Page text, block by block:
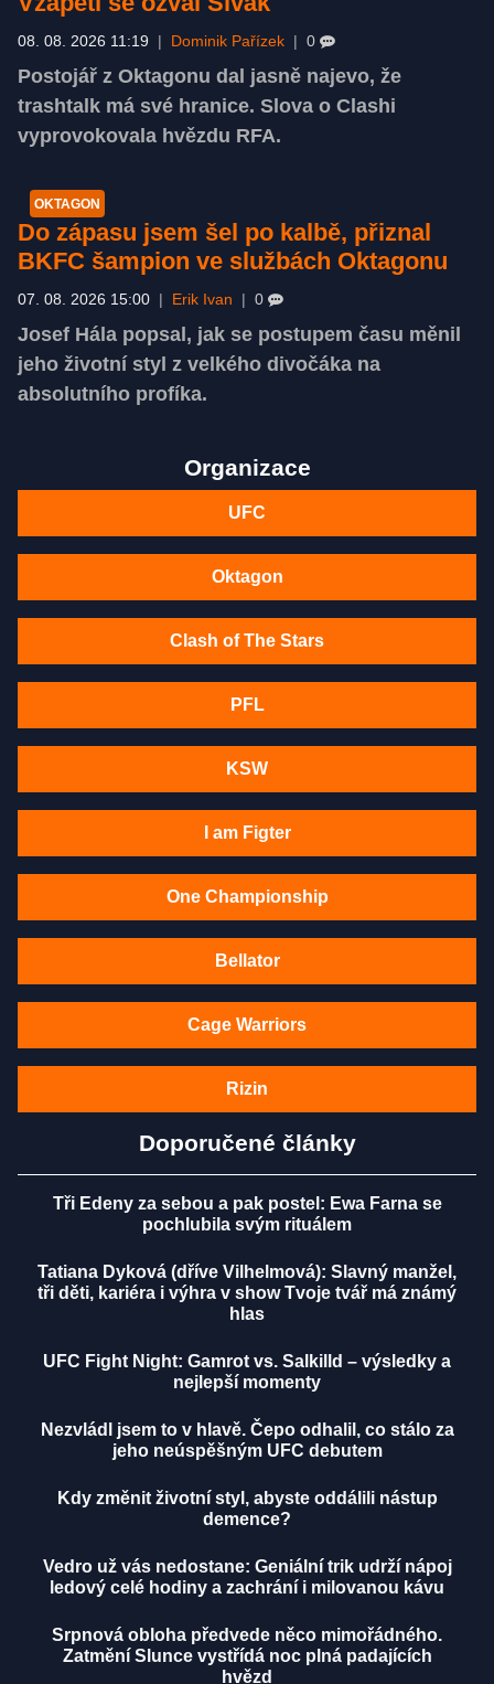
08. 08. 2026 11:19 | Dominik Pařízek | 0
Postojář z Oktagonu dal jasně najevo, že
trashtalk má své hranice. Slova o Clashi
vyprovokovala hvězdu RFA.
OKTAGON
Do zápasu jsem šel po kalbě, přiznal
BKFC šampion ve službách Oktagonu
07. 08. 2026 15:00 | Erik Ivan | 0
Josef Hála popsal, jak se postupem času měnil
jeho životní styl z velkého divočáka na
absolutního profíka.
Organizace
UFC
Oktagon
Clash of The Stars
PFL
KSW
I am Figter
One Championship
Bellator
Cage Warriors
Rizin
Doporučené články
Tři Edeny za sebou a pak postel: Ewa Farna se
pochlubila svým rituálem
Tatiana Dyková (dříve Vilhelmová): Slavný manžel,
tři děti, kariéra i výhra v show Tvoje tvář má známý
hlas
UFC Fight Night: Gamrot vs. Salkilld – výsledky a
nejlepší momenty
Nezvládl jsem to v hlavě. Čepo odhalil, co stálo za
jeho neúspěšným UFC debutem
Kdy změnit životní styl, abyste oddálili nástup
demence?
Vedro už vás nedostane: Geniální trik udrží nápoj
ledový celé hodiny a zachrání i milovanou kávu
Srpnová obloha předvede něco mimořádného.
Zatmění Slunce vystřídá noc plná padajících
hvězd